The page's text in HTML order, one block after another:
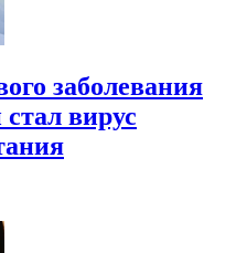
заболевания
вирус